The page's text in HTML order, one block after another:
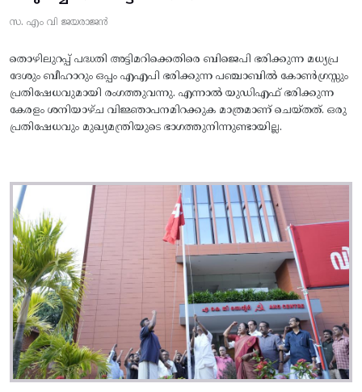
സ. എം വി ജയരാജൻ
തൊഴിലുറപ്പ് പദ്ധതി അട്ടിമറിക്കെതിരെ ബിജെപി ഭരിക്കുന്ന മധ്യപ്ര
ദേശും ബീഹാറും ഒപ്പം എഎപി ഭരിക്കുന്ന പഞ്ചാബിൽ കോൺഗ്രസ്സും
പ്രതിഷേധവുമായി രംഗത്തുവന്നു. എന്നാൽ യുഡിഎഫ് ഭരിക്കുന്ന
കേരളം ശനിയാഴ്ച വിജ്ഞാപനമിറക്കുക മാത്രമാണ് ചെയ്തത്. ഒരു
പ്രതിഷേധവും മുഖ്യമന്ത്രിയുടെ ഭാഗത്തുനിന്നുണ്ടായില്ല.